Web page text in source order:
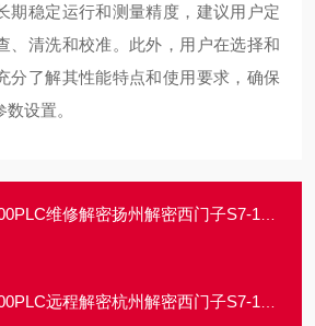
期稳定运行和测量精度，建议用户定
、清洗和校准。此外，用户在选择和
分了解其性能特点和使用要求，确保
设置。
维修解密扬州解密西门子S7-1500PLC设备无法运行解密
远程解密杭州解密西门子S7-1500PLC程序备份密码解密